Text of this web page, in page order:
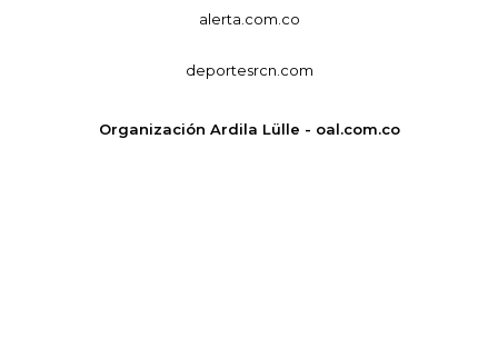
alerta.com.co
deportesrcn.com
Organización Ardila Lülle - oal.com.co